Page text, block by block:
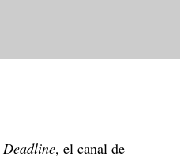
Deadline, el canal de